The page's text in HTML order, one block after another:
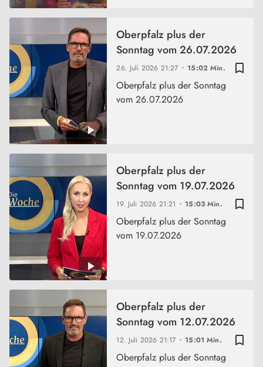
bookmark_border
26. Juli 2026 21:27 15:02 Min.
Oberpfalz plus der
Sonntag vom 26.07.2026
Oberpfalz plus der Sonntag
vom 26.07.2026
bookmark_border
19. Juli 2026 21:21 15:03 Min.
Oberpfalz plus der
Sonntag vom 19.07.2026
Oberpfalz plus der Sonntag
vom 19.07.2026
bookmark_border
12. Juli 2026 21:17 15:01 Min.
Oberpfalz plus der
Sonntag vom 12.07.2026
Oberpfalz plus der Sonntag